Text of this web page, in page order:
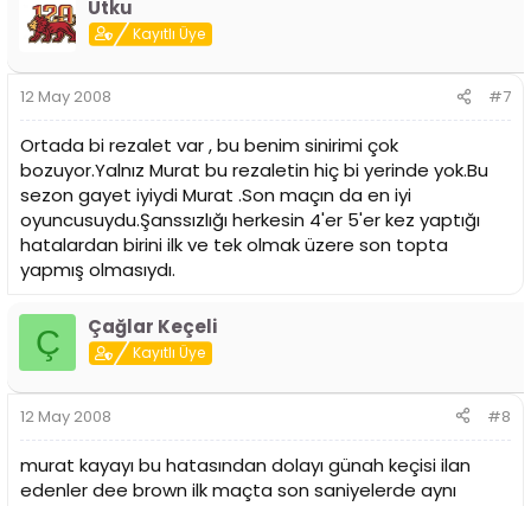
Utku
Kayıtlı Üye
12 May 2008 #7
Ortada bi rezalet var , bu benim sinirimi çok
bozuyor.Yalnız Murat bu rezaletin hiç bi yerinde yok.Bu
sezon gayet iyiydi Murat .Son maçın da en iyi
oyuncusuydu.Şanssızlığı herkesin 4'er 5'er kez yaptığı
hatalardan birini ilk ve tek olmak üzere son topta
yapmış olmasıydı.
Ç Çağlar Keçeli
Kayıtlı Üye
12 May 2008 #8
murat kayayı bu hatasından dolayı günah keçisi ilan
edenler dee brown ilk maçta son saniyelerde aynı